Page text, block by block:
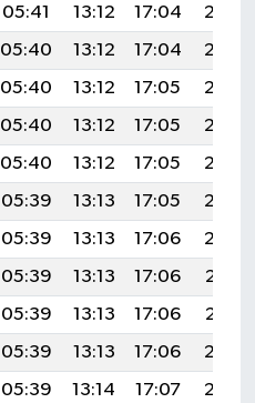
05:41 13:12 17:04
20:33
05:40 13:12 17:04
20:34
05:40 13:12 17:05
20:34
05:40 13:12 17:05
20:35
05:40 13:12 17:05
20:35
05:39 13:13 17:05
20:36
05:39 13:13 17:06
20:36
05:39 13:13 17:06
20:37
05:39 13:13 17:06
20:37
05:39 13:13 17:06
20:38
05:39 13:14 17:07
20:38